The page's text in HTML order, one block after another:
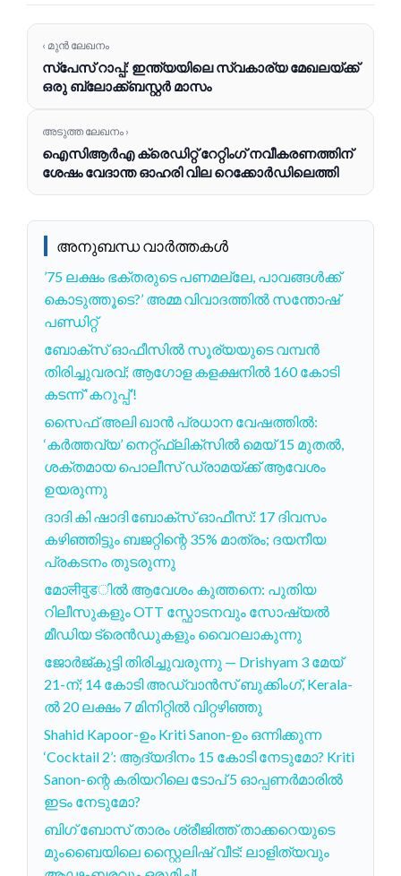
‹ മുൻ ലേഖനം
സ്‌പേസ് റാപ്പ്: ഇന്ത്യയിലെ സ്വകാര്യ മേഖലയ്ക്ക്
ഒരു ബ്ലോക്ക്ബസ്റ്റർ മാസം
അടുത്ത ലേഖനം ›
ഐസിആർഎ ക്രെഡിറ്റ് റേറ്റിംഗ് നവീകരണത്തിന്
ശേഷം വേദാന്ത ഓഹരി വില റെക്കോർഡിലെത്തി
അനുബന്ധ വാർത്തകൾ
’75 ലക്ഷം ഭക്തരുടെ പണമല്ലേ, പാവങ്ങൾക്ക്
കൊടുത്തൂടെ?’ അമ്മ വിവാദത്തിൽ സന്തോഷ്
പണ്ഡിറ്റ്
ബോക്സ് ഓഫീസിൽ സൂര്യയുടെ വമ്പൻ
തിരിച്ചുവരവ്; ആഗോള കളക്ഷനിൽ 160 കോടി
കടന്ന് ‘കറുപ്പ്’!
സൈഫ് അലി ഖാൻ പ്രധാന വേഷത്തിൽ:
‘കർത്തവ്യ’ നെറ്റ്ഫ്ലിക്സിൽ മെയ് 15 മുതൽ,
ശക്തമായ പൊലീസ് ഡ്രാമയ്ക്ക് ആവേശം
ഉയരുന്നു
ദാദി കി ഷാദി ബോക്‌സ് ഓഫീസ്: 17 ദിവസം
കഴിഞ്ഞിട്ടും ബജറ്റിന്റെ 35% മാത്രം; ദയനീയ
പ്രകടനം തുടരുന്നു
മോलीवुडിൽ ആവേശം കുത്തനെ: പുതിയ
റിലീസുകളും OTT സ്ഫോടനവും സോഷ്യൽ
മീഡിയ ട്രെൻഡുകളും വൈറലാകുന്നു
ജോർജ്കുട്ടി തിരിച്ചുവരുന്നു — Drishyam 3 മേയ്
21-ന്; 14 കോടി അഡ്വാൻസ് ബുക്കിംഗ്, Kerala-
ൽ 20 ലക്ഷം 7 മിനിറ്റിൽ വിറ്റഴിഞ്ഞു
Shahid Kapoor-ഉം Kriti Sanon-ഉം ഒന്നിക്കുന്ന
‘Cocktail 2’: ആദ്യദിനം 15 കോടി നേടുമോ? Kriti
Sanon-ന്റെ കരിയറിലെ ടോപ് 5 ഓപ്പണർമാരിൽ
ഇടം നേടുമോ?
ബിഗ് ബോസ് താരം ശ്രീജിത്ത് താക്കറെയുടെ
മുംബൈയിലെ സ്റ്റൈലിഷ് വീട്: ലാളിത്യവും